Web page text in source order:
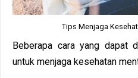
Tips Menjaga
Beberapa cara yang dapat
untuk menjaga kesehatan